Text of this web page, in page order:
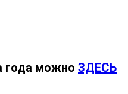
года можно ЗДЕСЬ